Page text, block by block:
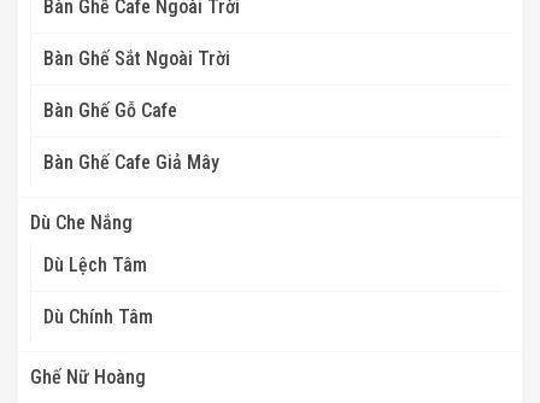
Bàn Ghế Cafe Ngoài Trời
Bàn Ghế Sắt Ngoài Trời
Bàn Ghế Gỗ Cafe
Bàn Ghế Cafe Giả Mây
Dù Che Nắng
Dù Lệch Tâm
Dù Chính Tâm
Ghế Nữ Hoàng